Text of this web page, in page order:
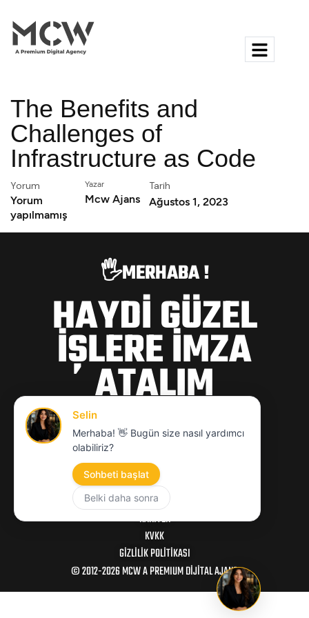
The Benefits and
Challenges of
Infrastructure as Code
Yorum
Yorum
yapılmamış
Yazar
Mcw Ajans
Tarih
Ağustos 1, 2023
🖐️MERHABA !
HAYDİ GÜZEL
İŞLERE İMZA
ATALIM
hello@mcwajans.com
© 2012-2026 MCW A PREMIUM DİJİTAL AJANS
MCW
KARIYER
KVKK
GIZLILIK POLITIKASI